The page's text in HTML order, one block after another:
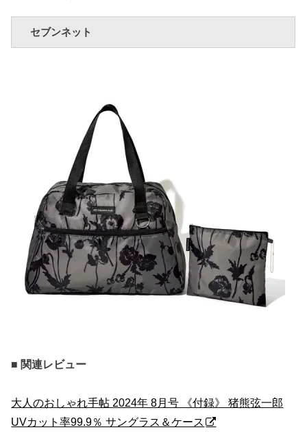
セブンネット
■ 関連レビュー
大人のおしゃれ手帖 2024年 8月号 《付録》 猪熊弦一郎
UVカット率99.9％ サングラス＆ケース